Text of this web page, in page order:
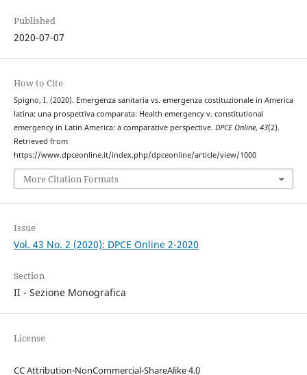
Published
2020-07-07
How to Cite
Spigno, I. (2020). Emergenza sanitaria vs. emergenza costituzionale in America
latina: una prospettiva comparata: Health emergency v. constitutional
emergency in Latin America: a comparative perspective. DPCE Online, 43(2).
Retrieved from
https://www.dpceonline.it/index.php/dpceonline/article/view/1000
More Citation Formats
Issue
Vol. 43 No. 2 (2020): DPCE Online 2-2020
Section
II - Sezione Monografica
License
CC Attribution-NonCommercial-ShareAlike 4.0